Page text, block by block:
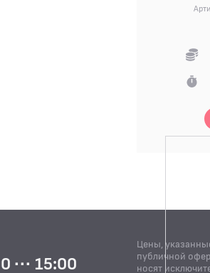
··· 15:00
Цены,
публичной
носят